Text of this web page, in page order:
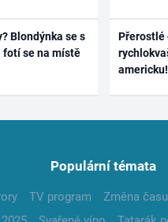
Blondýnka se s
fotí se na místě
Přerostlé
americku!
Populární témata
TV program Změna času